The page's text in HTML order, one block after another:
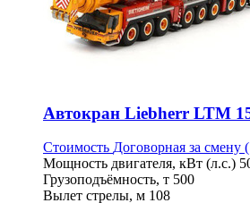
Автокран Liebherr LTM
Стоимость Договорная за смену
Мощность двигателя, кВт (л.с.)
Грузоподъёмность, т 500
Вылет стрелы, м 108